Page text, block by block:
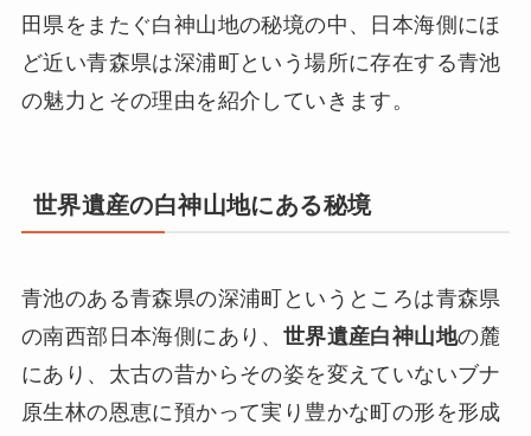
田県をまたぐ白神山地の秘境の中、日本海側にほ
ど近い青森県は深浦町という場所に存在する青池
の魅力とその理由を紹介していきます。
世界遺産の白神山地にある秘境
青池のある青森県の深浦町というところは青森県
の南西部日本海側にあり、 世界遺産白神山地の麓
にあり、太古の昔からその姿を変えていないブナ
原生林の恩恵に預かって実り豊かな町の形を形成